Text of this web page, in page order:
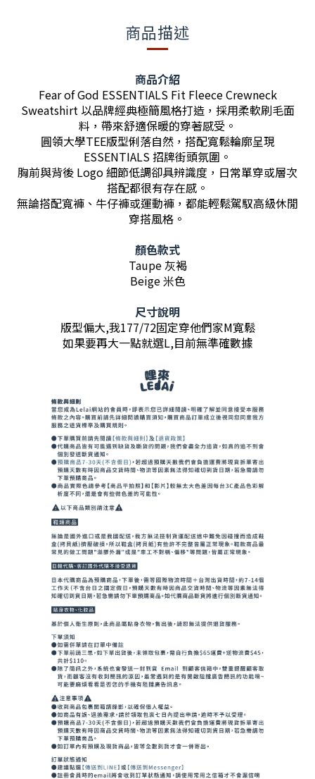
商品描述
商品介紹
Fear of God ESSENTIALS Fit Fleece Crewneck
Sweatshirt 以品牌經典極簡風格打造，採用柔軟刷毛面
料，帶來舒適保暖的穿著感受。
圓領大學TEE版型俐落自然，搭配寬鬆輪廓呈現
ESSENTIALS 招牌街頭氛圍。
胸前與背後 Logo 細節低調卻具辨識度，日常單穿或層次
搭配都很有存在感。
無論搭配寬褲、牛仔褲或運動褲，都能輕鬆駕馭高級休閒
穿搭風格。
顏色款式
Taupe 灰褐
Beige 米色
尺寸說明
版型偏大,我177/72固定穿他們家M寬鬆
如果要再大一點就選L,目前無準確數據